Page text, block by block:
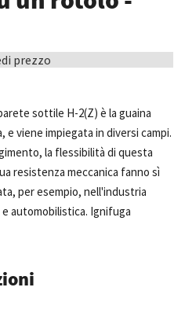
prezzo
sottile H-2(Z) è la guaina
viene impiegata in diversi campi.
la flessibilità di questa
resistenza meccanica fanno sì
per esempio, nell'industria
automobilistica. Ignifuga